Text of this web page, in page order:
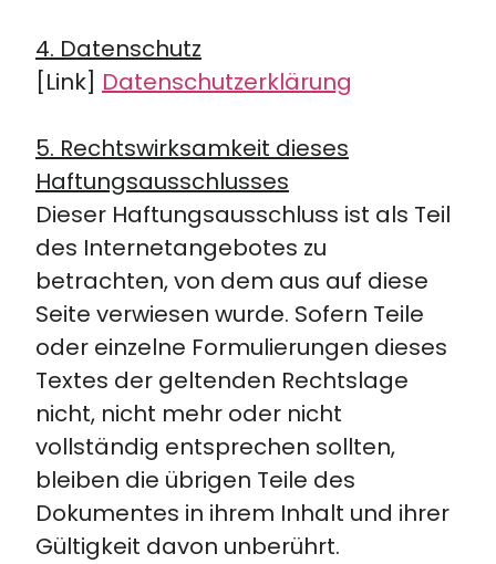
4. Datenschutz
[Link] Datenschutzerklärung
5. Rechtswirksamkeit dieses
Haftungsausschlusses
Dieser Haftungsausschluss ist als Teil
des Internetangebotes zu
betrachten, von dem aus auf diese
Seite verwiesen wurde. Sofern Teile
oder einzelne Formulierungen dieses
Textes der geltenden Rechtslage
nicht, nicht mehr oder nicht
vollständig entsprechen sollten,
bleiben die übrigen Teile des
Dokumentes in ihrem Inhalt und ihrer
Gültigkeit davon unberührt.